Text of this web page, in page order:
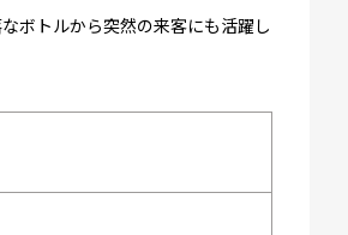
ボトルから突然の来客にも活躍し